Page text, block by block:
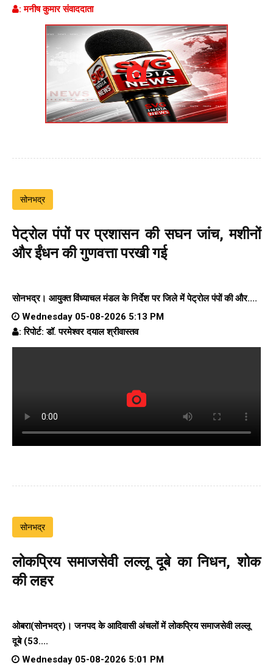
: मनीष कुमार संवाददाता
सोनभद्र
पेट्रोल पंपों पर प्रशासन की सघन जांच, मशीनों
और ईंधन की गुणवत्ता परखी गई
सोनभद्र। आयुक्त विंध्याचल मंडल के निर्देश पर जिले में पेट्रोल पंपों की और....
Wednesday 05-08-2026 5:13 PM
: रिपोर्ट: डॉ. परमेश्वर दयाल श्रीवास्तव
सोनभद्र
लोकप्रिय समाजसेवी लल्लू दूबे का निधन, शोक
की लहर
ओबरा(सोनभद्र)। जनपद के आदिवासी अंचलों में लोकप्रिय समाजसेवी लल्लू
दूबे (53....
Wednesday 05-08-2026 5:01 PM